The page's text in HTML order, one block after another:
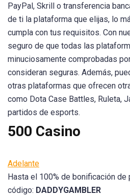
PayPal, Skrill o transferencia
de ti la plataforma que elijas, lo
cumpla con tus requisitos. Con
seguro de que todas las
minuciosamente comprobadas
consideran seguras. Además,
otras plataformas que ofrecen
como Dota Case Battles, Ruleta,
partidos de esports.
500 Casino
Adelante
Hasta el 100% de bonificación
código: DADDYGAMBLER